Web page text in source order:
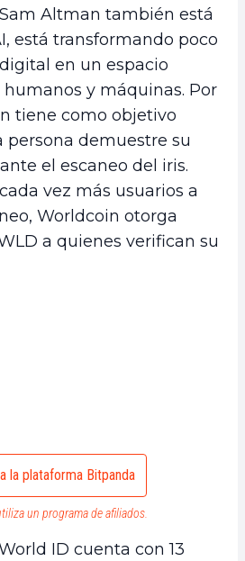
Altman también está
está transformando poco
en un espacio
y máquinas. Por
tiene como objetivo
demuestre su
el escaneo del iris.
vez más usuarios a
Worldcoin otorga
a quienes verifican su
la plataforma Bitpanda
un programa de afiliados.
ID cuenta con 13